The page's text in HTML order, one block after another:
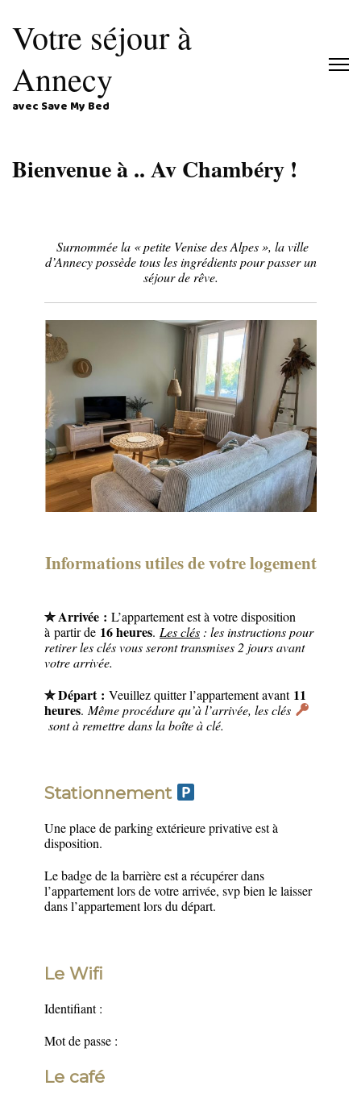
Votre séjour à
Annecy
avec Save My Bed
Bienvenue à .. Av Chambéry !
Surnommée la « petite Venise des Alpes », la ville
d’Annecy possède tous les ingrédients pour passer un
séjour de rêve.
Informations utiles de votre logement
✮ Arrivée : L’appartement est à votre disposition
à partir de 16 heures. Les clés : les instructions pour
retirer les clés vous seront transmises 2 jours avant
votre arrivée.
✮ Départ : Veuillez quitter l’appartement avant 11
heures. Même procédure qu’à l’arrivée, les clés
sont à remettre dans la boîte à clé.
Stationnement
Une place de parking extérieure privative est à
disposition.
Le badge de la barrière est a récupérer dans
l’appartement lors de votre arrivée, svp bien le laisser
dans l’appartement lors du départ.
Le Wifi
Identifiant :
Mot de passe :
Le café